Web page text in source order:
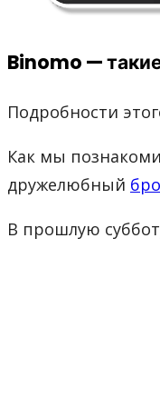
Binomo —
Подробности
Как мы
дружелюбный
В прошлую